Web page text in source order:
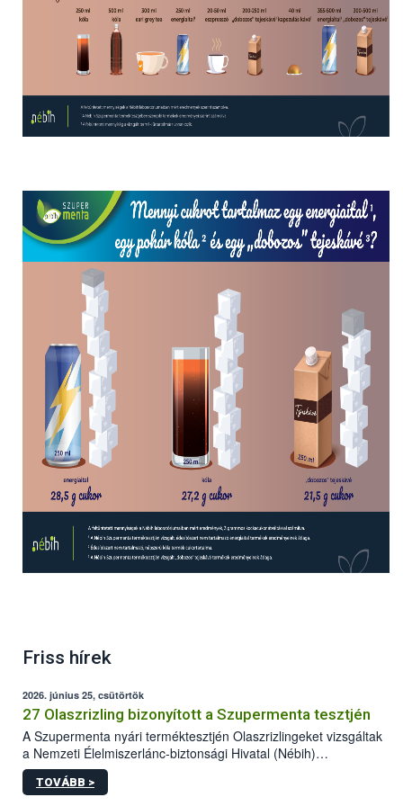
Friss hírek
2026. június 25, csütörtök
27 Olaszrizling bizonyított a Szupermenta tesztjén
A Szupermenta nyári terméktesztjén Olaszrizlingeket vizsgáltak
a Nemzeti Élelmiszerlánc-biztonsági Hivatal (Nébih)
szakemberei. Összesen 27 bor került „nagyító alá”, melyek az
élelmiszerbiztonsági és -minőségi vizsgálatok, valamint a
TOVÁBB >